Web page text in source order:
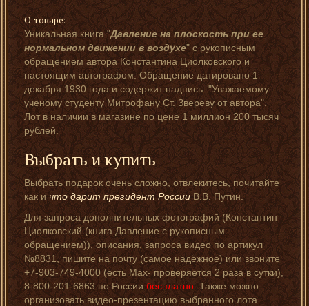
О товаре:
Уникальная книга "Давление на плоскость при ее
нормальном движении в воздухе" с рукописным
обращением автора Константина Циолковского и
настоящим автографом. Обращение датировано 1
декабря 1930 года и содержит надпись: "Уважаемому
ученому студенту Митрофану Ст. Звереву от автора".
Лот в наличии в магазине по цене 1 миллион 200 тысяч
рублей.
Выбрать и купить
Выбрать подарок очень сложно, отвлекитесь, почитайте
как ичто дарит президент РоссииВ.В. Путин.
Для запроса дополнительных фотографий (Константин
Циолковский (книга Давление с рукописным
обращением)), описания, запроса видео по артикул
№8831, пишите на почту (самое надёжное) или звоните
+7-903-749-4000 (есть Мах- проверяется 2 раза в сутки),
8-800-201-6863 по Россиибесплатно. Также можно
организовать видео-презентацию выбранного лота.